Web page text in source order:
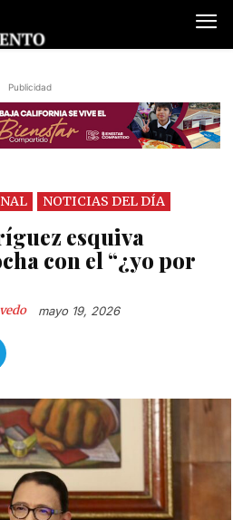
Publicidad
NOTICIAS DEL DÍA
esquiva
con el “¿yo por
mayo 19, 2026